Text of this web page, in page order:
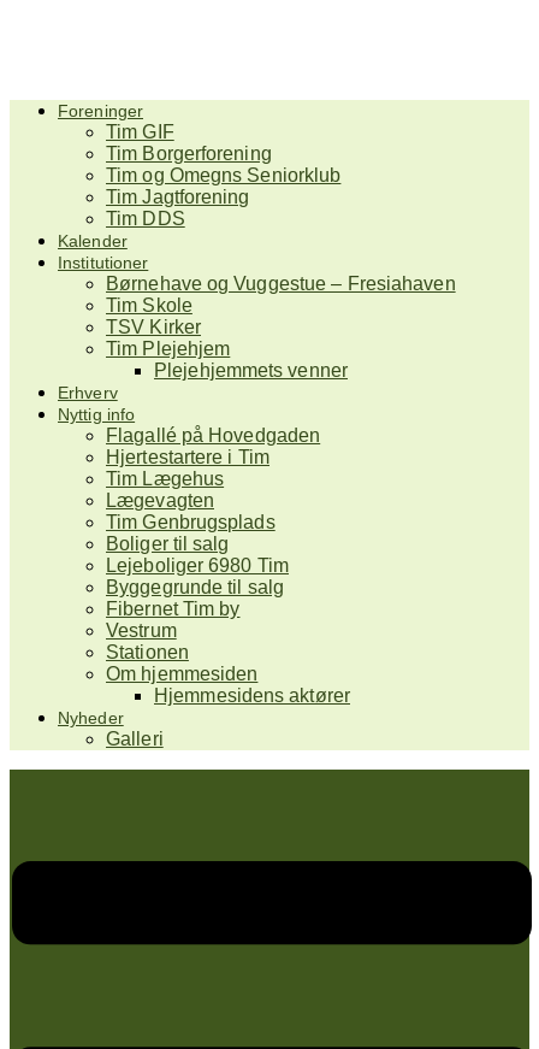
Foreninger
Tim GIF
Tim Borgerforening
Tim og Omegns Seniorklub
Tim Jagtforening
Tim DDS
Kalender
Institutioner
Børnehave og Vuggestue – Fresiahaven
Tim Skole
TSV Kirker
Tim Plejehjem
Plejehjemmets venner
Erhverv
Nyttig info
Flagallé på Hovedgaden
Hjertestartere i Tim
Tim Lægehus
Lægevagten
Tim Genbrugsplads
Boliger til salg
Lejeboliger 6980 Tim
Byggegrunde til salg
Fibernet Tim by
Vestrum
Stationen
Om hjemmesiden
Hjemmesidens aktører
Nyheder
Galleri